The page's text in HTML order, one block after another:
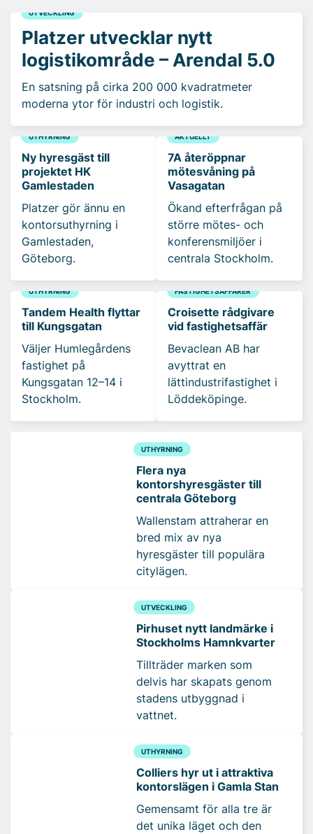
UTVECKLING
Platzer utvecklar nytt
logistikområde – Arendal 5.0
En satsning på cirka 200 000 kvadratmeter
moderna ytor för industri och logistik.
UTHYRNING
Ny hyresgäst till
projektet HK
Gamlestaden
Platzer gör ännu en
kontorsuthyrning i
Gamlestaden,
Göteborg.
AKTUELLT
7A återöppnar
mötesvåning på
Vasagatan
Ökand efterfrågan på
större mötes- och
konferensmiljöer i
centrala Stockholm.
UTHYRNING
Tandem Health flyttar
till Kungsgatan
Väljer Humlegårdens
fastighet på
Kungsgatan 12–14 i
Stockholm.
FASTIGHETSAFFÄRER
Croisette rådgivare
vid fastighetsaffär
Bevaclean AB har
avyttrat en
lättindustrifastighet i
Löddeköpinge.
UTHYRNING
Flera nya
kontorshyresgäster till
centrala Göteborg
Wallenstam attraherar en
bred mix av nya
hyresgäster till populära
citylägen.
UTVECKLING
Pirhuset nytt landmärke i
Stockholms Hamnkvarter
Tillträder marken som
delvis har skapats genom
stadens utbyggnad i
vattnet.
UTHYRNING
Colliers hyr ut i attraktiva
kontorslägen i Gamla Stan
Gemensamt för alla tre är
det unika läget och den